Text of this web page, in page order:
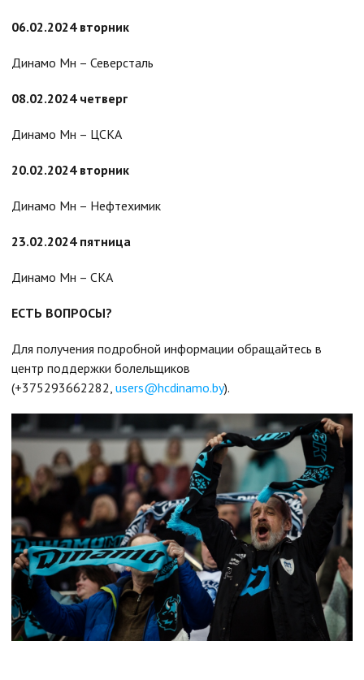
06.02.2024 вторник
Динамо Мн – Северсталь
08.02.2024 четверг
Динамо Мн – ЦСКА
20.02.2024 вторник
Динамо Мн – Нефтехимик
23.02.2024 пятница
Динамо Мн – СКА
ЕСТЬ ВОПРОСЫ?
Для получения подробной информации обращайтесь в
центр поддержки болельщиков
(+375293662282, users@hcdinamo.by).